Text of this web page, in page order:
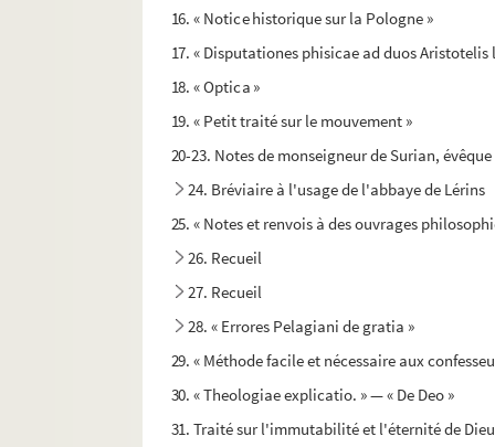
16. « Notice historique sur la Pologne »
17. « Disputationes phisicae ad duos
18. « Optica »
19. « Petit traité sur le mouvement »
20-23. Notes de monseigneur de Surian,
24. Bréviaire à l'usage de l'abbaye de Lérins
25. « Notes et renvois à des ouvrages
26. Recueil
27. Recueil
28. « Errores Pelagiani de gratia »
29. « Méthode facile et nécessaire aux
30. « Theologiae explicatio. » — « De Deo »
31. Traité sur l'immutabilité et l'éternité de Dieu